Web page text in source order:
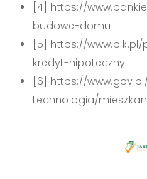
[4] https://
budowe-domu
[5] https://
kredyt-hipoteczny
[6] https://
technologia/